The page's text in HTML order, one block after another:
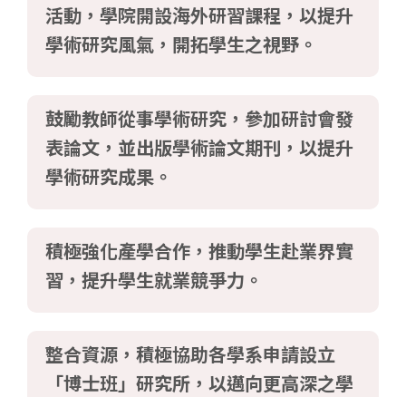
活動，學院開設海外研習課程，以提升
學術研究風氣，開拓學生之視野。
鼓勵教師從事學術研究，參加研討會發
表論文，並出版學術論文期刊，以提升
學術研究成果。
積極強化產學合作，推動學生赴業界實
習，提升學生就業競爭力。
整合資源，積極協助各學系申請設立
「博士班」研究所，以邁向更高深之學